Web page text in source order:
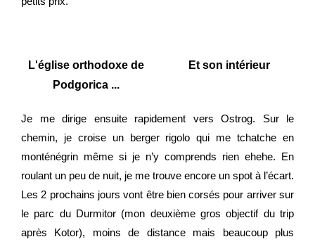
L'église orthodoxe de
Podgorica ...
Et son intérieur
Je me dirige ensuite rapidement vers Ostrog. Sur le
chemin, je croise un berger rigolo qui me tchatche en
monténégrin même si je n’y comprends rien ehehe. En
roulant un peu de nuit, je me trouve encore un spot à l’écart.
Les 2 prochains jours vont être bien corsés pour arriver sur
le parc du Durmitor (mon deuxième gros objectif du trip
après Kotor), moins de distance mais beaucoup plus